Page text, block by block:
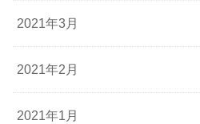
2021年3月
2021年2月
2021年1月